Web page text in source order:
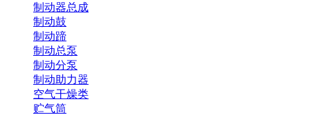
制动器总成
制动鼓
制动蹄
制动总泵
制动分泵
制动助力器
空气干燥类
贮气筒